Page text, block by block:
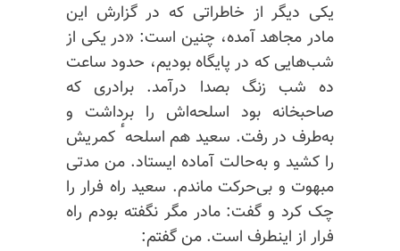
یکی دیگر از خاطراتی که در گزارش این
مادر مجاهد آمده، چنین است: «در یکی از
شب‌هایی که در پایگاه بودیم، حدود ساعت
ده شب زنگ بصدا درآمد. برادری که
صاحبخانه بود اسلحه‌اش را برداشت و
به‌طرف در رفت. سعید هم اسلحهٴ کمریش
را کشید و به‌حالت آماده ایستاد. من مدتی
مبهوت و بی‌حرکت ماندم. سعید راه فرار را
چک کرد و گفت: مادر مگر نگفته بودم راه
فرار از اینطرف است. من گفتم: